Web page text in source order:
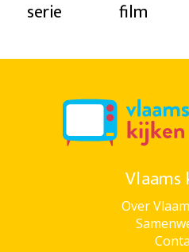
serie film
Vlaams
Over